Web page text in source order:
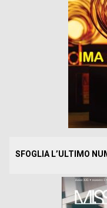
SFOGLIA L’ULTIMO